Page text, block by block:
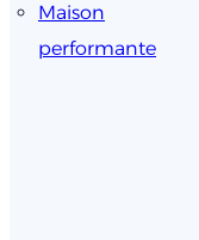
Maison
performante